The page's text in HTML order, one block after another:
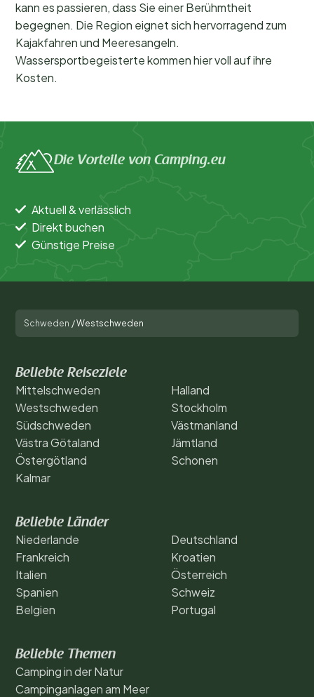
kann es passieren, dass Sie einer Berühmtheit
begegnen. Die Region eignet sich hervorragend zum
Kajakfahren und Meeresangeln.
Wassersportbegeisterte kommen hier voll auf ihre
Kosten.
Die Vorteile von Camping.eu
Aktuell & verlässlich
Direkt buchen
Günstige Preise
Schweden /Westschweden
Beliebte Reiseziele
Mittelschweden
Westschweden
Südschweden
Västra Götaland
Östergötland
Kalmar
Halland
Stockholm
Västmanland
Jämtland
Schonen
Beliebte Länder
Niederlande
Frankreich
Italien
Spanien
Belgien
Deutschland
Kroatien
Österreich
Schweiz
Portugal
Beliebte Themen
Camping in der Natur
Campinganlagen am Meer